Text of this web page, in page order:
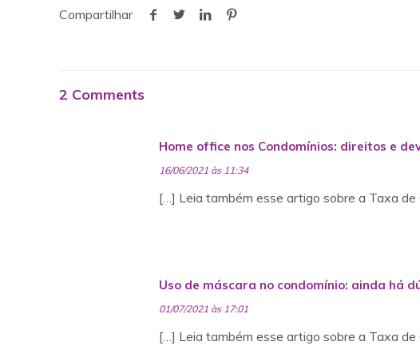
Compartilhar
2 Comments
Home office nos Condomínios: direitos e
16/06/2021 às 11:34
[…] Leia também esse artigo sobre a Taxa
Uso de máscara no condomínio: ainda há
01/07/2021 às 17:01
[…] Leia também esse artigo sobre a Taxa